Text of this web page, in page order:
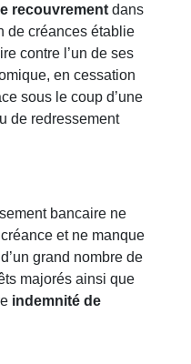
recouvrement dans
de créances établie
contre l’un de ses
en cessation
sous le coup d’une
de redressement
bancaire ne
et ne manque
grand nombre de
majorés ainsi que
indemnité de